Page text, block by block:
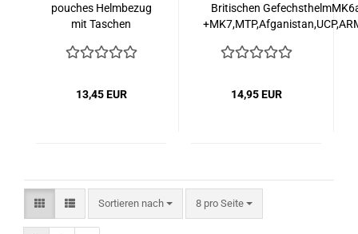
pouches Helmbezug
mit Taschen
Helm Tarnbezug
13,45 EUR
Britischen
14,95 EUR
Sortieren nach
Sortieren nach 8 pro Seite
pro Seite